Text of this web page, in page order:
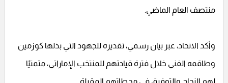
منتصف العام الماضي.
وأكد الاتحاد، عبر بيان رسمي، تقديره للجهود التي بذلها كوزمين
وطاقمه الفني خلال فترة قيادتهم للمنتخب الإماراتي، متمنيًا
لهم النجاح والتوفيق في محطاتهم المقبلة.